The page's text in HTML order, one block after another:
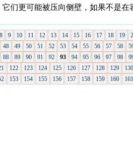
们更可能被压向侧壁，如果不是
8 9 10 11 12 13 14 15 16 17 18 19
48 49 50 51 52 53 54 55 56 57 58
88 89 90 91 92 93 94 95 96 97 98
122 123 124 125 126 127 128 129
153 154 155 156 157 158 159 160